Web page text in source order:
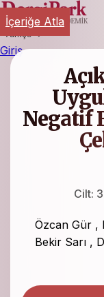
Türkçe
Giriş
Negatif
Cilt:
Özcan Gür ,
Bekir Sarı ,
İçeriğe Atla